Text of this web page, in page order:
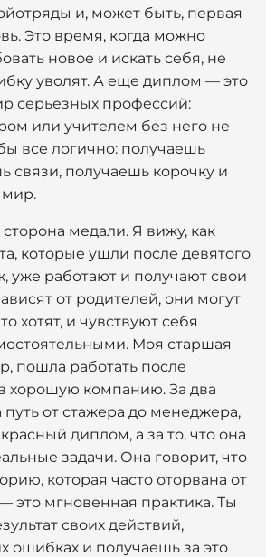
и, может быть, первая
Это время, когда можно
новое и искать себя, не
уволят. А еще диплом — это
серьезных профессий:
или учителем без него не
все логично: получаешь
связи, получаешь корочку и
мир.
сторона медали. Я вижу, как
которые ушли после девятого
уже работают и получают свои
от родителей, они могут
хотят, и чувствуют себя
Моя старшая
пошла работать после
хорошую компанию. За два
от стажера до менеджера,
диплом, а за то, что она
задачи. Она говорит, что
которая часто оторвана от
это мгновенная практика. Ты
своих действий,
ошибках и получаешь за это